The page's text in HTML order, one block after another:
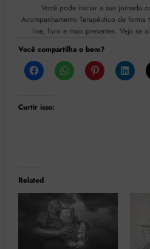
Você pode iniciar a sua jornada
Acompanhamento Terapêutico de forma
line, livro e mais presentes. Veja se
Você compartilha o bem?
Curtir isso:
Related